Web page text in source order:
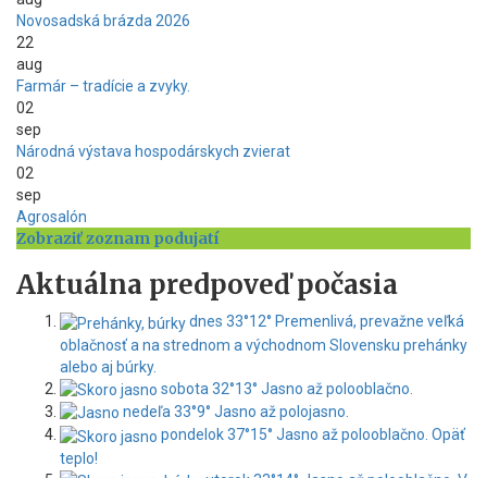
Novosadská brázda 2026
22
aug
Farmár – tradície a zvyky.
02
sep
Národná výstava hospodárskych zvierat
02
sep
Agrosalón
Zobraziť zoznam podujatí
Aktuálna predpoveď počasia
dnes 33°12° Premenlivá, prevažne veľká
oblačnosť a na strednom a východnom Slovensku prehánky
alebo aj búrky.
sobota 32°13° Jasno až polooblačno.
nedeľa 33°9° Jasno až polojasno.
pondelok37°15° Jasno až polooblačno. Opäť
teplo!